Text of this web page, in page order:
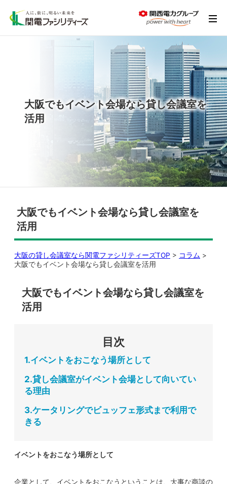
大阪でもイベント会場なら貸し会議室を
活用
大阪でもイベント会場なら貸し会議室を
活用
大阪の貸し会議室なら関電ファシリティーズTOP > コラム >
大阪でもイベント会場なら貸し会議室を活用
大阪でもイベント会場なら貸し会議室を
活用
目次
1.イベントをおこなう場所として
2.貸し会議室がイベント会場として向いてい
る理由
3.ケータリングでビュッフェ形式まで利用で
きる
イベントをおこなう場所として
企業として、イベントをおこなうということは、大事な商談の